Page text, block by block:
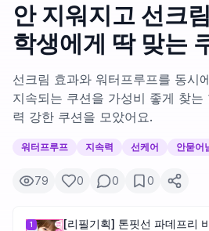
성분분석
나의 스킨케어
대화 이력
안 지워지고 선크
학생에게 딱 맞는
선크림 효과와 워터프루프를 동시
지속되는 쿠션을 가성비 좋게 찾는
력 강한 쿠션을 모았어요.
워터프루프 지속력 선케어 안묻어
79 0 0 0
1